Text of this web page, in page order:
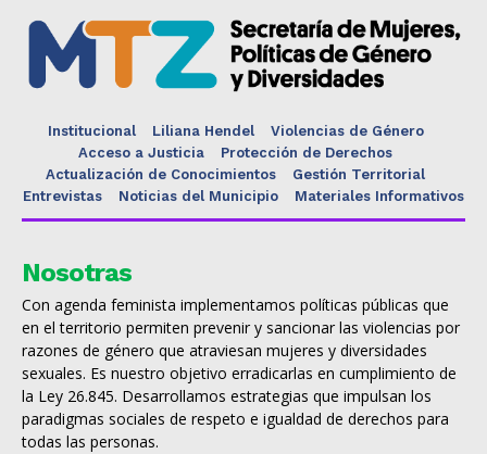
Institucional Liliana Hendel
Violencias de Género
Acceso a Justicia
Protección de Derechos
Actualización de Conocimientos
Gestión Territorial
Entrevistas
Noticias del Municipio Materiales Informativos
Nosotras
Con agenda feminista implementamos políticas públicas que
en el territorio permiten prevenir y sancionar las violencias por
razones de género que atraviesan mujeres y diversidades
sexuales. Es nuestro objetivo erradicarlas en cumplimiento de
la Ley 26.845. Desarrollamos estrategias que impulsan los
paradigmas sociales de respeto e igualdad de derechos para
todas las personas.